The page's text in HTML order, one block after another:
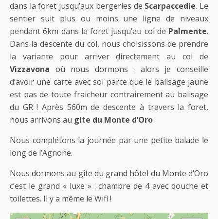
dans la foret jusqu’aux bergeries de Scarpaccedie. Le
sentier suit plus ou moins une ligne de niveaux
pendant 6km dans la foret jusqu’au col de Palmente.
Dans la descente du col, nous choisissons de prendre
la variante pour arriver directement au col de
Vizzavona où nous dormons : alors je conseille
d’avoir une carte avec soi parce que le balisage jaune
est pas de toute fraicheur contrairement au balisage
du GR ! Après 560m de descente à travers la foret,
nous arrivons au gite du Monte d’Oro
Nous complétons la journée par une petite balade le
long de l’Agnone.
Nous dormons au gîte du grand hôtel du Monte d’Oro
c’est le grand « luxe » : chambre de 4 avec douche et
toilettes. Il y a même le Wifi !